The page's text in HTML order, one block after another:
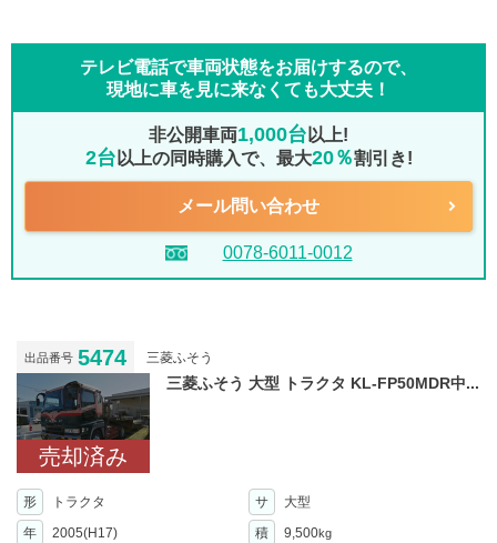
テレビ電話で車両状態をお届けするので、
現地に車を見に来なくても大丈夫！
非公開車両1,000台 以上!
2台 以上の同時購入で、最大20％割引き!
メール問い合わせ
0078-6011-0012
出品番号 5474 三菱ふそう
売却済み
三菱ふそう 大型 トラクタ KL-FP50MDR中...
形 トラクタ サ
大型
年
2005(H17) 積 9,500kg